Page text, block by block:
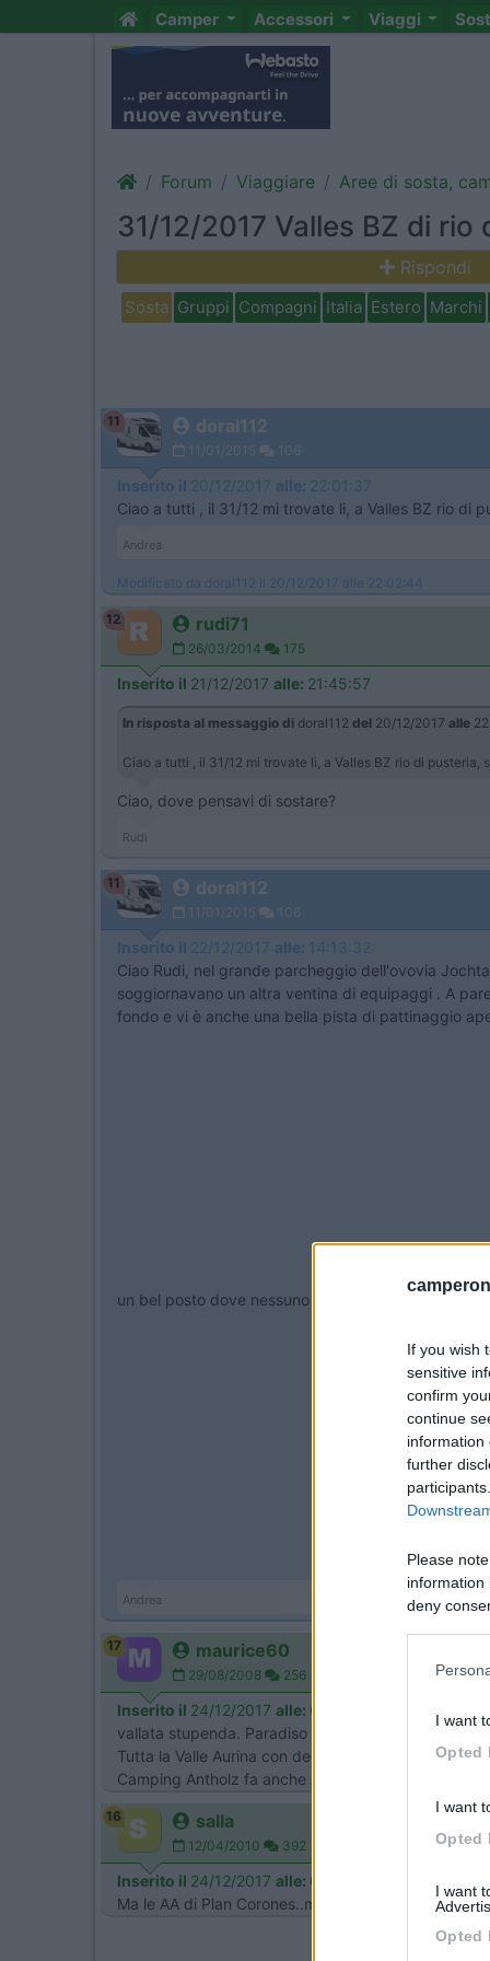
If you wish
sensitive
confirm
continue
information
further
Please
information
deny
I want
Opted
I want
Opted
I want
Opted
Camper Accessori Viaggi
Forum Viaggiare Aree di sosta,
31/12/2017 Valles BZ di rio
Rispondi
Sosta Gruppi Compagni Italia Estero Marchi
11 doral112
11/01/2015 106
Inserito il 20/12/2017 alle: 22:01:37
Ciao a tutti , il 31/12 mi trovate li, a Valles BZ rio di
Andrea
Modificato da doral112 il 20/12/2017 alle 22:02:44
12 rudi71
26/03/2014 175
Inserito il 21/12/2017 alle: 21:45:57
In risposta al messaggio di doral112 del 20/12/2017 alle
Ciao a tutti , il 31/12 mi trovate li, a Valles BZ rio di
Ciao, dove pensavi di sostare?
Rudi
11 doral112
11/01/2015 106
Inserito il 22/12/2017 alle: 14:13:32
Ciao Rudi, nel grande parcheggio dell'ovovia
soggiornavano un altra ventina di equipaggi . A
fondo e vi è anche una bella pista di pattinaggio
un bel posto dove nessuno rompe le scatole a noi
Andrea
17 maurice60
29/08/2008 256
Inserito il 24/12/2017 alle: 06:07:13
vallata stupenda. Paradiso dei Camper. Il Top è
Tutta la Valle Aurina con decine di aree, sotto
Camping Antholz fa anche AA, ma hai un appoggio
16 salla
12/04/2010 392
Inserito il 24/12/2017 alle: 09:03:19
Ma le AA di Plan Corones..mi sembra ce ne sia solo